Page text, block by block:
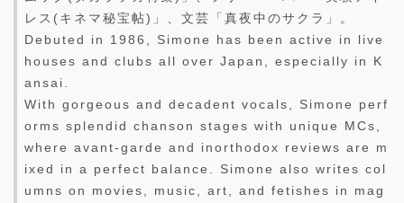
レス(キネマ秘宝帖)」、文芸「真夜中のサクラ」。
Debuted in 1986, Simone has been active in live
houses and clubs all over Japan, especially in K
ansai.
With gorgeous and decadent vocals, Simone perf
orms splendid chanson stages with unique MCs,
where avant-garde and inorthodox reviews are m
ixed in a perfect balance. Simone also writes col
umns on movies, music, art, and fetishes in mag